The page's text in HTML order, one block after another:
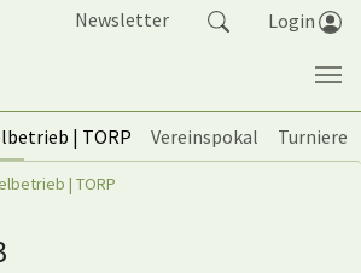
Newsletter Login
| TORP Vereinspokal
Turniere
| TORP